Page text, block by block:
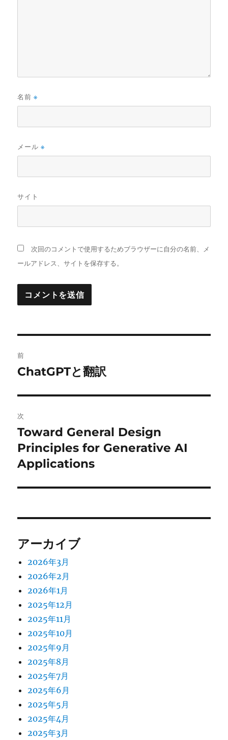
名前※
メール※
サイト
次回のコメントで使用するためブラウザーに自分の名前、メ
ールアドレス、サイトを保存する。
稿
ビ
ゲ
ー
シ
ン
前
前
投
稿:
ChatGPTと翻訳
次
次
の
投
Toward General Design
Principles for Generative AI
Applications
アーカイブ
2026年3月
2026年2月
2026年1月
2025年12月
2025年11月
2025年10月
2025年9月
2025年8月
2025年7月
2025年6月
2025年5月
2025年4月
2025年3月